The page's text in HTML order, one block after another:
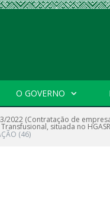
O GOVERNO
063/2022 (Contratação de
situada no
(46)